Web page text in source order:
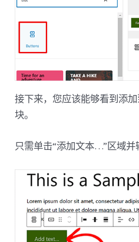
接下来，您应该能够看到添
块。
只需单击“添加文本…”区域并